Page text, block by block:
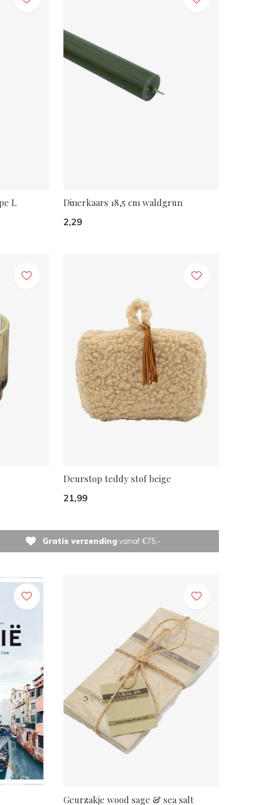
L Dinerkaars 18,5 cm waldgrun
2,29
Deurstop teddy stof beige
21,99
Gratis verzendingvanaf €75,-
Geurzakje wood sage & sea salt